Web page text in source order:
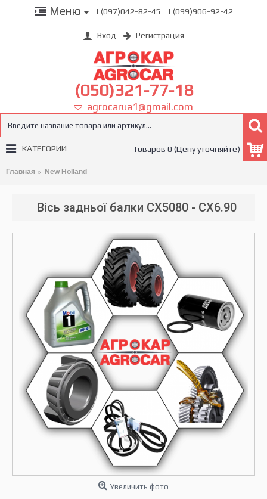
Меню | (097)042-82-45 | (099)906-92-42
Вход Регистрация
(050)321-77-18
agrocarua1@gmail.com
Товаров 0 (Цену уточняйте)
КАТЕГОРИИ
Главная New Holland
Вісь задньої балки CX5080 - CX6.90
Увеличить фото